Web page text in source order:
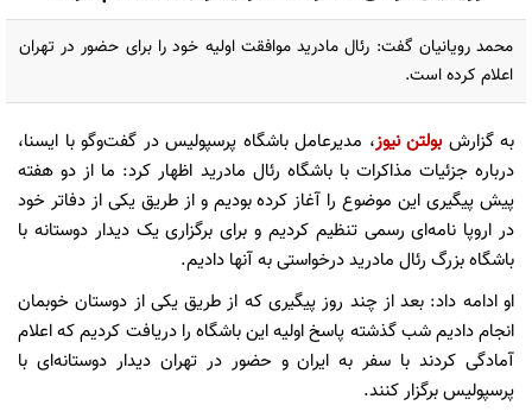
محمد رویانیان گفت: رئال مادرید موافقت اولیه خود را برای حضور در تهران
اعلام کرده است.
به گزارشبولتن نیوز، مدیرعامل باشگاه پرسپولیس در گفت‌وگو با ایسنا،
درباره جزئیات مذاکرات با باشگاه رئال مادرید اظهار کرد: ما از دو هفته
پیش پیگیری این موضوع را آغاز کرده بودیم و از طریق یکی از دفاتر خود
در اروپا نامه‌ای رسمی تنظیم کردیم و برای برگزاری یک دیدار دوستانه با
باشگاه بزرگ رئال مادرید درخواستی به آنها دادیم.
او ادامه داد: بعد از چند روز پیگیری که از طریق یکی از دوستان خوبمان
انجام دادیم شب گذشته پاسخ اولیه این باشگاه را دریافت کردیم که اعلام
آمادگی کردند با سفر به ایران و حضور در تهران دیدار دوستانه‌ای با
پرسپولیس برگزار کنند.